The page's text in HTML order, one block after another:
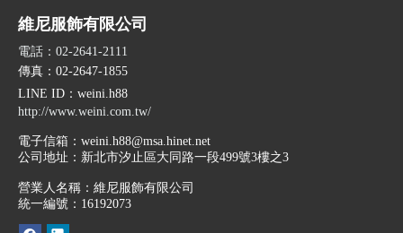
維尼服飾有限公司
電話：02-2641-2111
傳真：02-2647-1855
LINE ID ：weini.h88
http://www.weini.com.tw/
電子信箱： weini.h88@msa.hinet.net
公司地址： 新北市汐止區大同路一段499號3樓之3
營業人名稱：維尼服飾有限公司
統一編號：16192073